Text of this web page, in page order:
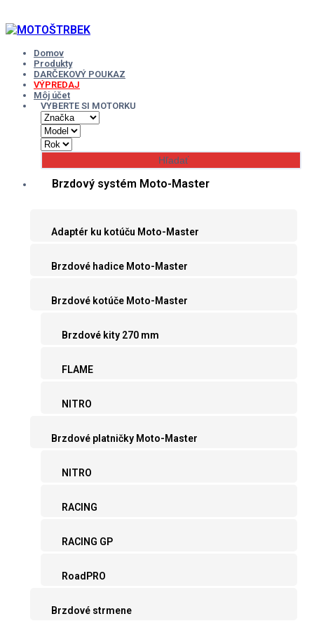
to
content
Domov
Produkty
DARČEKOVÝ POUKAZ
VÝPREDAJ
Môj účet
VYBERTE SI MOTORKU
Brzdový systém Moto-Master
Adaptér ku kotúču Moto-Master
Brzdové hadice Moto-Master
Brzdové kotúče Moto-Master
Brzdové kity 270 mm
FLAME
NITRO
Brzdové platničky Moto-Master
NITRO
RACING
RACING GP
RoadPRO
Brzdové strmene